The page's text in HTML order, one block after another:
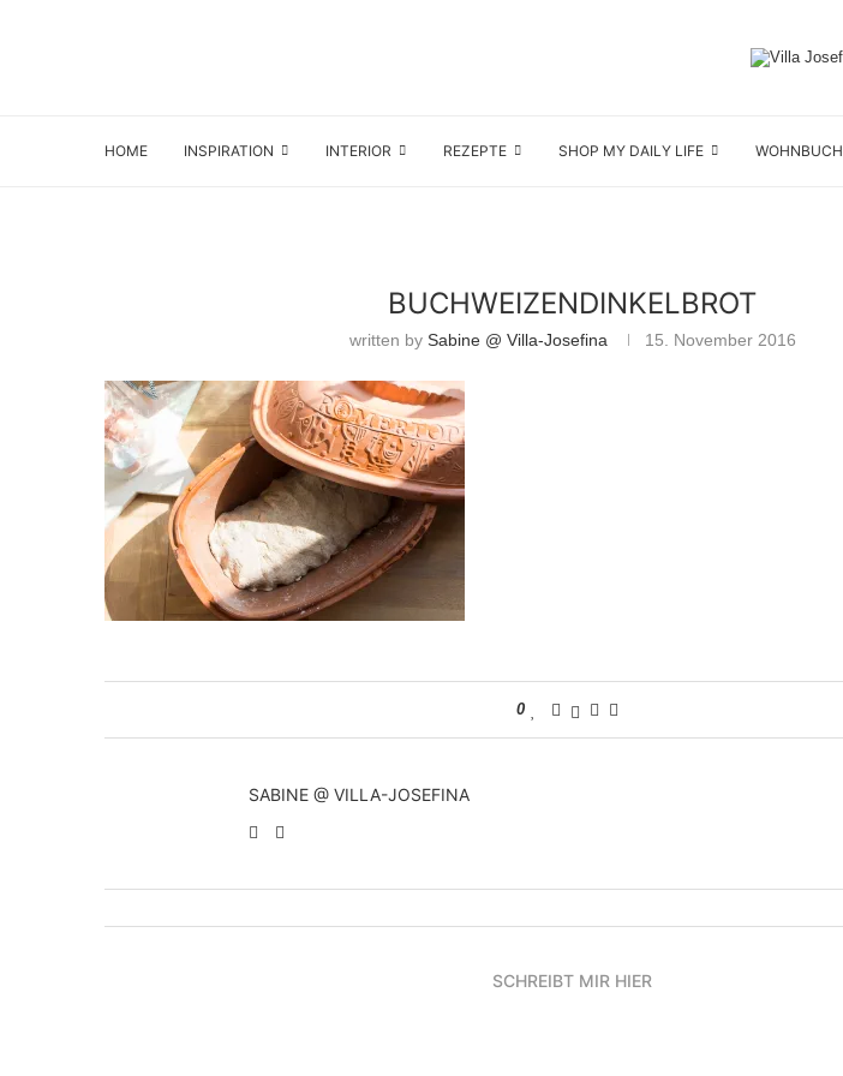
HOME INSPIRATION INTERIOR REZEPTE SHOP MY DAILY LIFE WOHNBUCH
BUCHWEIZENDINKELBROT
written by Sabine @ Villa-Josefina 15. November 2016
0
SABINE @ VILLA-JOSEFINA
SCHREIBT MIR HIER